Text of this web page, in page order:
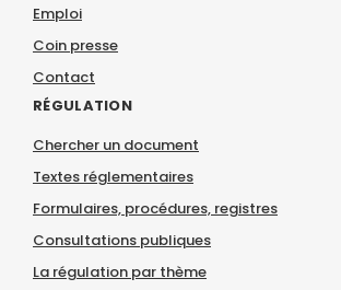
Emploi
Coin presse
Contact
RÉGULATION
Chercher un document
Textes réglementaires
Formulaires, procédures, registres
Consultations publiques
La régulation par thème